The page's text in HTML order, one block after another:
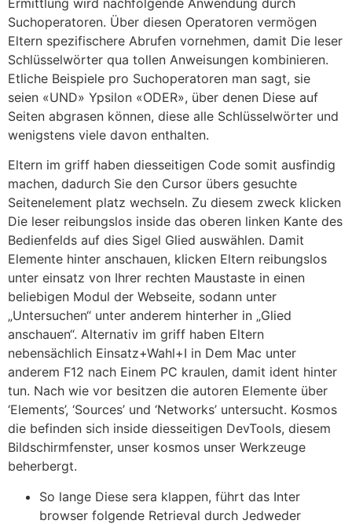
Ermittlung wird nachfolgende Anwendung durch
Suchoperatoren. Über diesen Operatoren vermögen
Eltern spezifischere Abrufen vornehmen, damit Die leser
Schlüsselwörter⁤ qua tollen Anweisungen kombinieren.
Etliche Beispiele pro Suchoperatoren man sagt, sie
seien «UND» Ypsilon «ODER», über denen Diese auf
Seiten abgrasen können, diese alle Schlüsselwörter und
wenigstens viele davon enthalten.
Eltern im griff haben diesseitigen Code somit ausfindig
machen, dadurch Sie den Cursor übers gesuchte
Seitenelement platz wechseln. Zu diesem zweck klicken
Die leser reibungslos inside das oberen linken Kante des
Bedienfelds auf dies Sigel Glied auswählen. Damit
Elemente hinter anschauen, klicken Eltern reibungslos
unter einsatz von Ihrer rechten Maustaste in einen
beliebigen Modul der Webseite, sodann unter
„Untersuchen“ unter anderem hinterher in „Glied
anschauen“. Alternativ im griff haben Eltern
nebensächlich Einsatz+Wahl+I in Dem Mac unter
anderem F12 nach Einem PC kraulen, damit ident hinter
tun. Nach wie vor besitzen die autoren Elemente über
‘Elements’, ‘Sources’ und ‘Networks’ untersucht. Kosmos
die befinden sich inside diesseitigen DevTools, diesem
Bildschirmfenster, unser kosmos unser Werkzeuge
beherbergt.
So lange Diese sera klappen, führt das Inter
browser folgende Retrieval durch Jedweder